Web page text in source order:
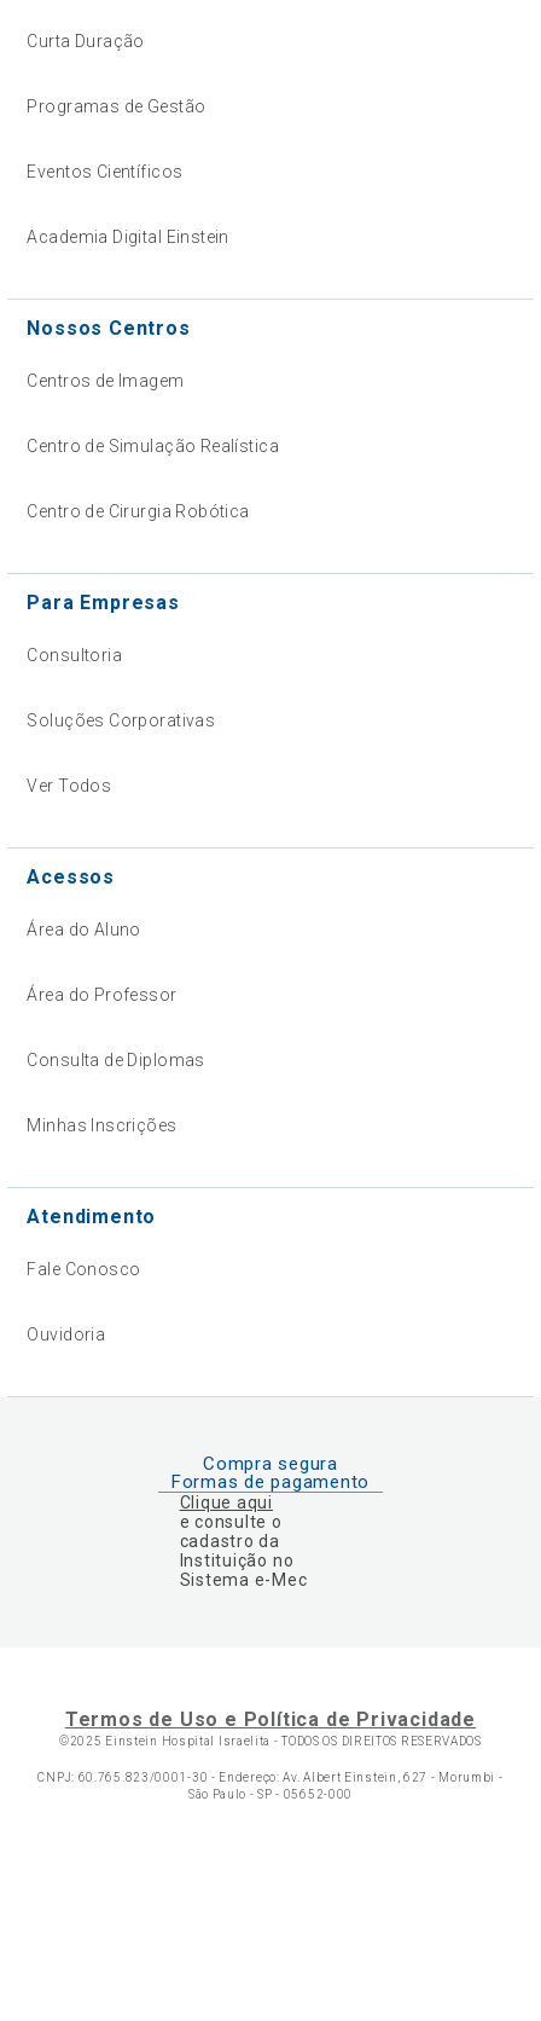
Curta Duração
Programas de Gestão
Eventos Científicos
Academia Digital Einstein
Nossos Centros
Centros de Imagem
Centro de Simulação Realística
Centro de Cirurgia Robótica
Para Empresas
Consultoria
Soluções Corporativas
Ver Todos
Acessos
Área do Aluno
Área do Professor
Consulta de Diplomas
Minhas Inscrições
Atendimento
Fale Conosco
Ouvidoria
Compra segura
Formas de pagamento
Clique aqui
e consulte o
cadastro da
Instituição no
Sistema e-Mec
Termos de Uso e Política de Privacidade
©2025 Einstein Hospital Israelita -TODOS OS DIREITOS RESERVADOS
CNPJ: 60.765.823/0001-30 - Endereço: Av. Albert Einstein, 627 - Morumbi -
São Paulo - SP - 05652-000